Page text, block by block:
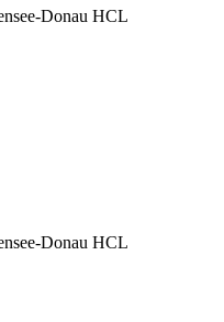
Donau HCL
Donau HCL